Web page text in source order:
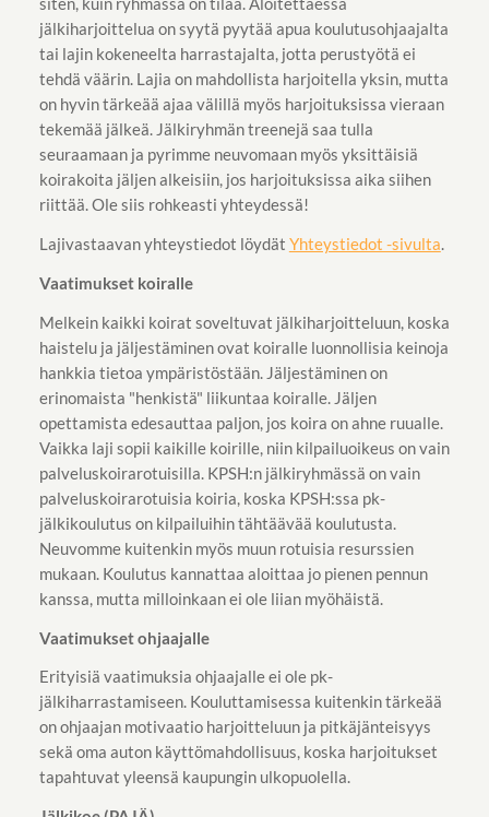
jälkiharjoittelua on syytä pyytää apua koulutusohjaajalta
tai lajin kokeneelta harrastajalta, jotta perustyötä ei
tehdä väärin. Lajia on mahdollista harjoitella yksin, mutta
on hyvin tärkeää ajaa välillä myös harjoituksissa vieraan
tekemää jälkeä. Jälkiryhmän treenejä saa tulla
seuraamaan ja pyrimme neuvomaan myös yksittäisiä
koirakoita jäljen alkeisiin, jos harjoituksissa aika siihen
riittää. Ole siis rohkeasti yhteydessä!
Lajivastaavan yhteystiedot löydät Yhteystiedot -sivulta.
Vaatimukset koiralle
Melkein kaikki koirat soveltuvat jälkiharjoitteluun, koska
haistelu ja jäljestäminen ovat koiralle luonnollisia keinoja
hankkia tietoa ympäristöstään. Jäljestäminen on
erinomaista "henkistä" liikuntaa koiralle. Jäljen
opettamista edesauttaa paljon, jos koira on ahne ruualle.
Vaikka laji sopii kaikille koirille, niin kilpailuoikeus on vain
palveluskoirarotuisilla. KPSH:n jälkiryhmässä on vain
palveluskoirarotuisia koiria, koska KPSH:ssa pk-
jälkikoulutus on kilpailuihin tähtäävää koulutusta.
Neuvomme kuitenkin myös muun rotuisia resurssien
mukaan. Koulutus kannattaa aloittaa jo pienen pennun
kanssa, mutta milloinkaan ei ole liian myöhäistä.
Vaatimukset ohjaajalle
Erityisiä vaatimuksia ohjaajalle ei ole pk-
jälkiharrastamiseen. Kouluttamisessa kuitenkin tärkeää
on ohjaajan motivaatio harjoitteluun ja pitkäjänteisyys
sekä oma auton käyttömahdollisuus, koska harjoitukset
tapahtuvat yleensä kaupungin ulkopuolella.